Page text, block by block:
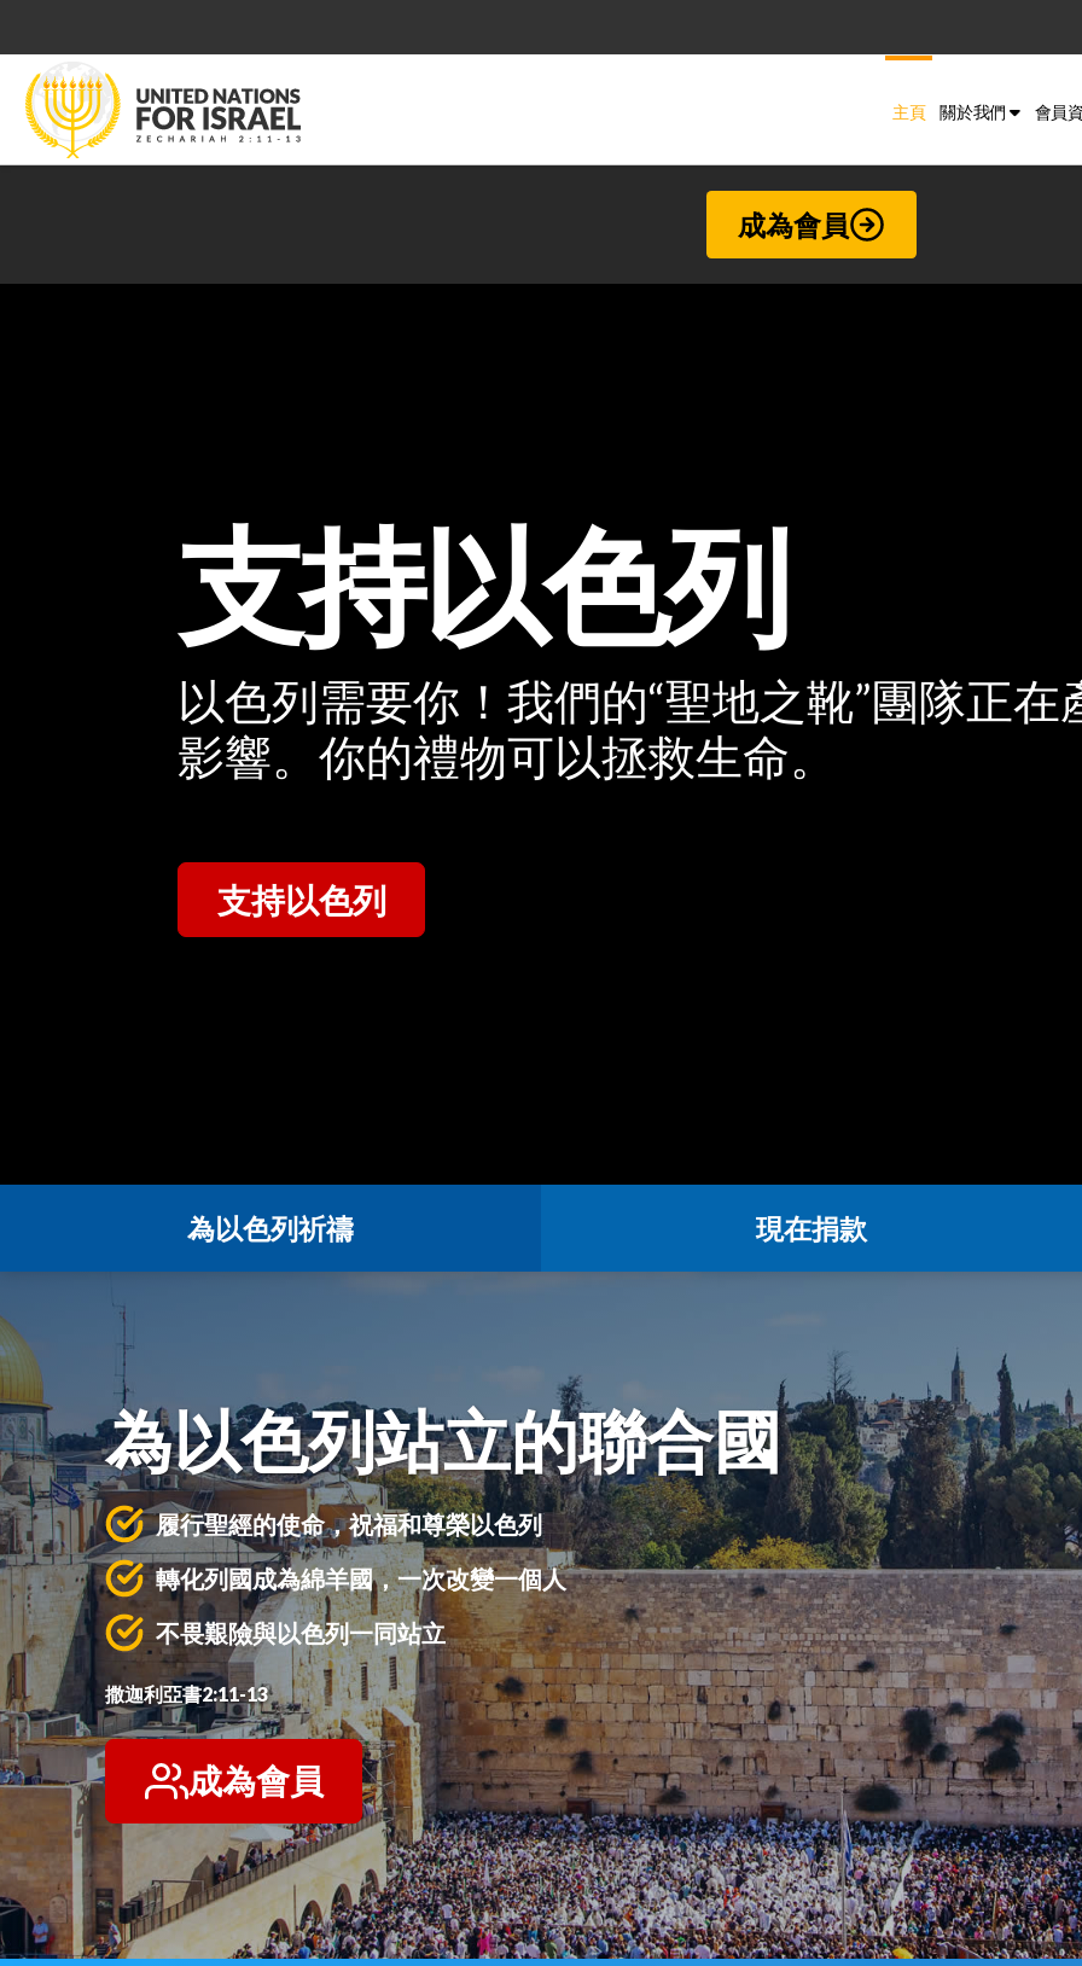
主頁 關於我們 會員
成為會員
支持以色列
以色列需要你！我們的“聖地之靴”團隊正在
影響。你的禮物可以拯救生命。
支持以色列
為以色列祈禱 現在捐款
為以色列站立的聯合國
履行聖經的使命，祝福和尊榮以色列
轉化列國成為綿羊國，一次改變一個人
不畏艱險與以色列一同站立
撒迦利亞書2:11-13
成為會員